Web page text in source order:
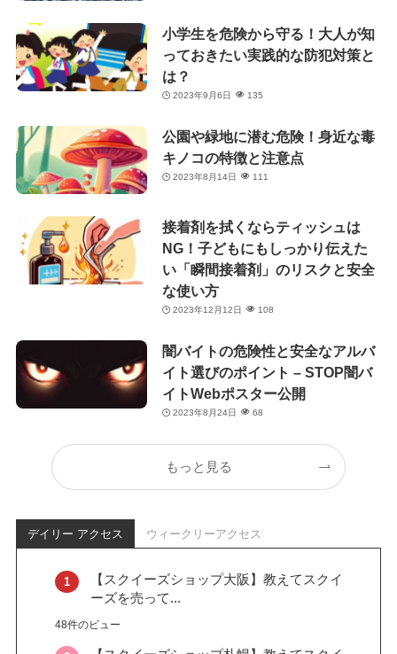
小学生を危険から守る！大人が知
っておきたい実践的な防犯対策と
は？
2023年9月6日 135
公園や緑地に潜む危険！身近な毒
キノコの特徴と注意点
2023年8月14日 111
接着剤を拭くならティッシュは
NG！子どもにもしっかり伝えた
い「瞬間接着剤」のリスクと安全
な使い方
2023年12月12日 108
闇バイトの危険性と安全なアルバ
イト選びのポイント – STOP闇バ
イトWebポスター公開
2023年8月24日 68
もっと見る
デイリー アクセス ウィークリーアクセス
【スクイーズショップ大阪】教えてスクイ
ーズを売って...
48件のビュー